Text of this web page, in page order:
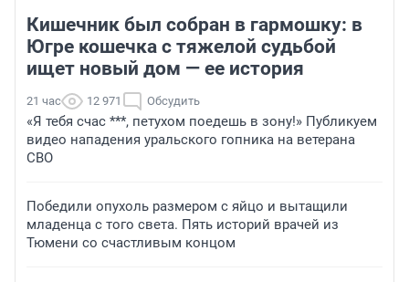
Кишечник был собран в гармошку: в
Югре кошечка с тяжелой судьбой
ищет новый дом — ее история
21 час 12 971 Обсудить
«Я тебя счас ***, петухом поедешь в зону!» Публикуем
видео нападения уральского гопника на ветерана
СВО
Победили опухоль размером с яйцо и вытащили
младенца с того света. Пять историй врачей из
Тюмени со счастливым концом